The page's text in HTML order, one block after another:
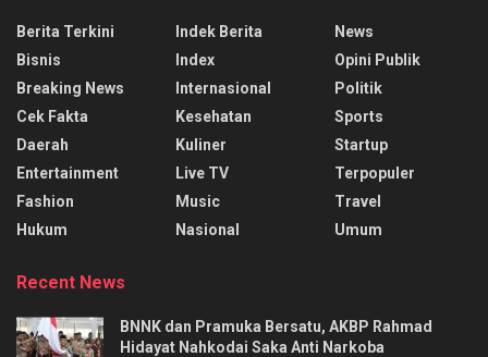
Berita Terkini
Bisnis
Breaking News
Cek Fakta
Daerah
Entertainment
Fashion
Hukum
Indek Berita
Index
Internasional
Kesehatan
Kuliner
Live TV
Music
Nasional
News
Opini Publik
Politik
Sports
Startup
Terpopuler
Travel
Umum
Recent News
BNNK dan Pramuka Bersatu, AKBP Rahmad
Hidayat Nahkodai Saka Anti Narkoba